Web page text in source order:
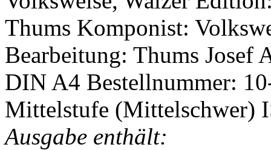
Thums Komponist:
Bearbeitung: Thums Josef
DIN A4 Bestellnummer:
Mittelstufe (Mittelschwer)
Ausgabe enthält: